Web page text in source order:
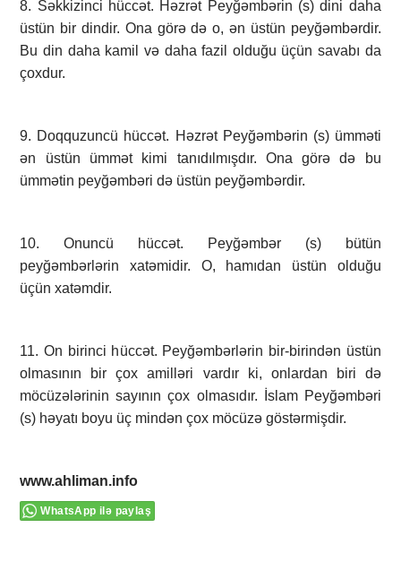
8. Səkkizinci hüccət. Həzrət Peyğəmbərin (s) dini daha
üstün bir dindir. Ona görə də o, ən üstün peyğəmbərdir.
Bu din daha kamil və daha fazil olduğu üçün savabı da
çoxdur.
9. Doqquzuncü hüccət. Həzrət Peyğəmbərin (s) ümməti
ən üstün ümmət kimi tanıdılmışdır. Ona görə də bu
ümmətin peyğəmbəri də üstün peyğəmbərdir.
10. Onuncü hüccət. Peyğəmbər (s) bütün
peyğəmbərlərin xatəmidir. O, hamıdan üstün olduğu
üçün xatəmdir.
11. On birinci hüccət. Peyğəmbərlərin bir-birindən üstün
olmasının bir çox amilləri vardır ki, onlardan biri də
möcüzələrinin sayının çox olmasıdır. İslam Peyğəmbəri
(s) həyatı boyu üç mindən çox möcüzə göstərmişdir.
www.ahliman.info
WhatsApp ilə paylaş